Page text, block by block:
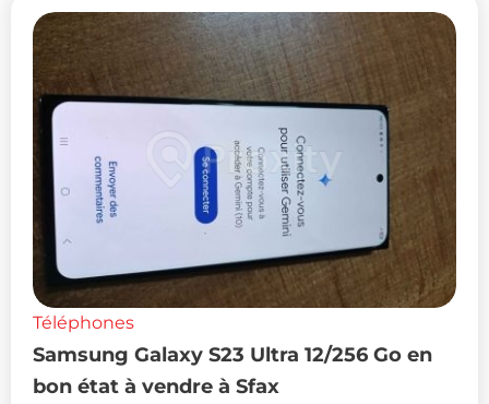
Téléphones
Samsung Galaxy S23 Ultra 12/256 Go en
bon état à vendre à Sfax